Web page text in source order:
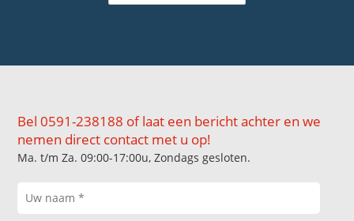
Bel 0591-238188 of laat een bericht achter en we
nemen direct contact met u op!
Ma. t/m Za. 09:00-17:00u, Zondags gesloten.